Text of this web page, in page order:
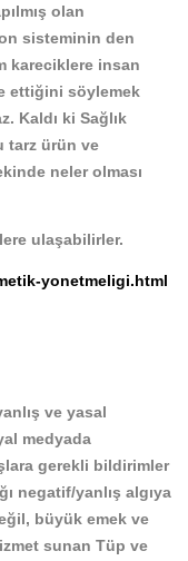
olan
sisteminin den
kareciklere insan
ettiğini söylemek
Kaldı ki Sağlık
tarz ürün ve
neler olması
ulaşabilirler.
yonetmeligi.html
ve yasal
medyada
gerekli bildirimler
negatif/yanlış algıya
büyük emek ve
sunan Tüp ve